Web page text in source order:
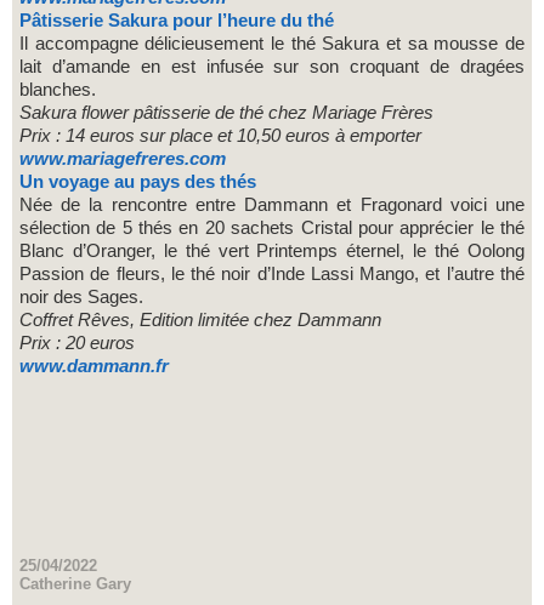
Pâtisserie Sakura pour l’heure du thé
Il accompagne délicieusement le thé Sakura et sa mousse de
lait d’amande en est infusée sur son croquant de dragées
blanches.
Sakura flower pâtisserie de thé chez Mariage Frères
Prix : 14 euros sur place et 10,50 euros à emporter
www.mariagefreres.com
Un voyage au pays des thés
Née de la rencontre entre Dammann et Fragonard voici une
sélection de 5 thés en 20 sachets Cristal pour apprécier le thé
Blanc d’Oranger, le thé vert Printemps éternel, le thé Oolong
Passion de fleurs, le thé noir d’Inde Lassi Mango, et l’autre thé
noir des Sages.
Coffret Rêves, Edition limitée chez Dammann
Prix : 20 euros
www.dammann.fr
25/04/2022
Catherine Gary